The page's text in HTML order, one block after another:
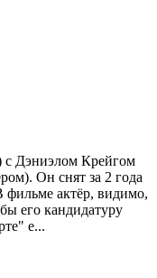
с Дэниэлом Крейгом
Он снят за 2 года
актёр, видимо,
его кандидатуру
е...